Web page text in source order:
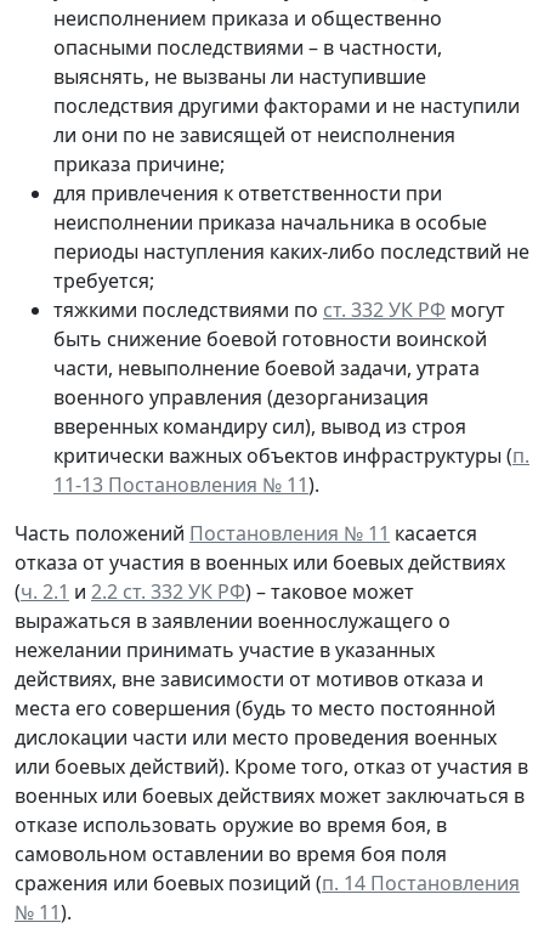
неисполнением приказа и общественно
опасными последствиями – в частности,
выяснять, не вызваны ли наступившие
последствия другими факторами и не наступили
ли они по не зависящей от неисполнения
приказа причине;
для привлечения к ответственности при
неисполнении приказа начальника в особые
периоды наступления каких-либо последствий не
требуется;
тяжкими последствиями по ст. 332 УК РФ могут
быть снижение боевой готовности воинской
части, невыполнение боевой задачи, утрата
военного управления (дезорганизация
вверенных командиру сил), вывод из строя
критически важных объектов инфраструктуры (п.
11-13 Постановления № 11).
Часть положений Постановления № 11 касается
отказа от участия в военных или боевых действиях
(ч. 2.1 и 2.2 ст. 332 УК РФ) – таковое может
выражаться в заявлении военнослужащего о
нежелании принимать участие в указанных
действиях, вне зависимости от мотивов отказа и
места его совершения (будь то место постоянной
дислокации части или место проведения военных
или боевых действий). Кроме того, отказ от участия в
военных или боевых действиях может заключаться в
отказе использовать оружие во время боя, в
самовольном оставлении во время боя поля
сражения или боевых позиций (п. 14 Постановления
№ 11).